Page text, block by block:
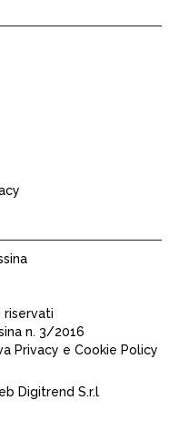
n. 3/2016
Privacy e Cookie Policy
Digitrend S.r.l